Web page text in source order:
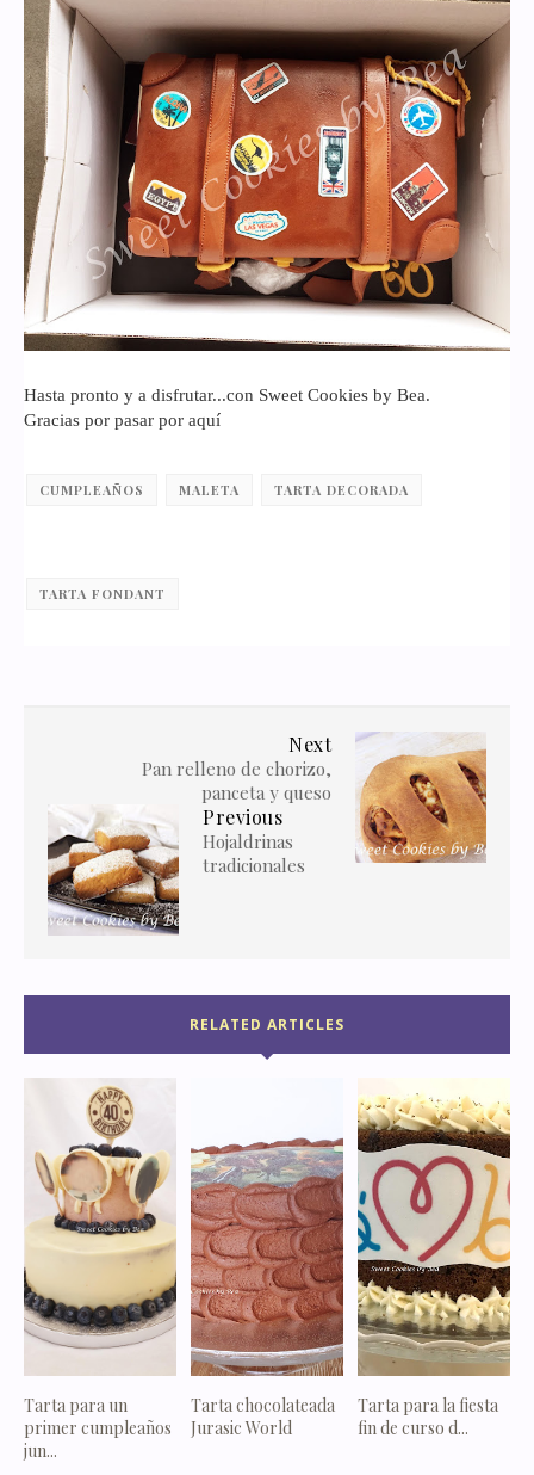
Hasta pronto y a disfrutar...con Sweet Cookies by Bea.
Gracias por pasar por aquí
CUMPLEAÑOS MALETA TARTA DECORADA
TARTA FONDANT
Next
Pan relleno de chorizo,
panceta y queso
Previous
Hojaldrinas
tradicionales
RELATED ARTICLES
Tarta para un
primer cumpleaños
jun...
Tarta chocolateada
Jurasic World
Tarta para la fiesta
fin de curso d...